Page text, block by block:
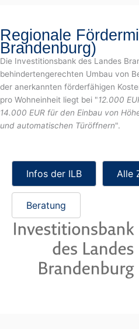
Regionale
Brandenburg)
Die Investitionsbank des Landes
behindertengerechten Umbau von
der anerkannten förderfähigen
pro Wohneinheit liegt bei "12.000
14.000 EUR für den Einbau von
und automatischen Türöffnern".
Infos der ILB Alle
Beratung